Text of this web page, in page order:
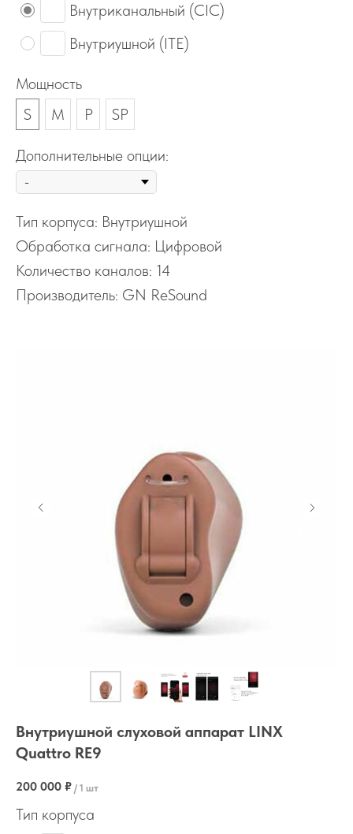
Внутриканальный (CIC)
Внутриушной (ITE)
Мощность
S
M P SP
Дополнительные опции:
Тип корпуса: Внутриушной
Обработка сигнала: Цифровой
Количество каналов: 14
Производитель: GN ReSound
Внутриушной слуховой аппарат LINX
Quattro RE9
200 000 ₽ / 1 шт
Тип корпуса